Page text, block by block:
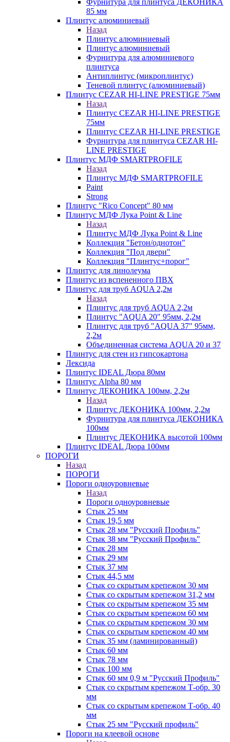
Фурнитура для плинтуса ДЕКОНИКА
85 мм
Плинтус алюминиевый
Назад
Плинтус алюминиевый
Плинтус алюминиевый
Фурнитура для алюминиевого
плинтуса
Антиплинтус (микроплинтус)
Теневой плинтус (алюминиевый)
Плинтус CEZAR HI-LINE PRESTIGE 75мм
Назад
Плинтус CEZAR HI-LINE PRESTIGE
75мм
Плинтус CEZAR HI-LINE PRESTIGE
Фурнитура для плинтуса CEZAR HI-
LINE PRESTIGE
Плинтус МДФ SMARTPROFILE
Назад
Плинтус МДФ SMARTPROFILE
Paint
Strong
Плинтус "Rico Concept" 80 мм
Плинтус МДФ Лука Point & Line
Назад
Плинтус МДФ Лука Point & Line
Коллекция "Бетон/однотон"
Коллекция "Под двери"
Коллекция "Плинтус+порог"
Плинтус для линолеума
Плинтус из вспененного ПВХ
Плинтус для труб AQUA 2,2м
Назад
Плинтус для труб AQUA 2,2м
Плинтус "AQUA 20" 95мм, 2,2м
Плинтус для труб "AQUA 37" 95мм,
2,2м
Объединенная система AQUA 20 и 37
Плинтус для стен из гипсокартона
Лексида
Плинтус IDEAL Дюра 80мм
Плинтус Alpha 80 мм
Плинтус ДЕКОНИКА 100мм, 2,2м
Назад
Плинтус ДЕКОНИКА 100мм, 2,2м
Фурнитура для плинтуса ДЕКОНИКА
100мм
Плинтус ДЕКОНИКА высотой 100мм
Плинтус IDEAL Дюра 100мм
ПОРОГИ
Назад
ПОРОГИ
Пороги одноуровневые
Назад
Пороги одноуровневые
Стык 25 мм
Стык 19,5 мм
Стык 28 мм "Русский Профиль"
Стык 38 мм "Русский Профиль"
Стык 28 мм
Стык 29 мм
Стык 37 мм
Стык 44,5 мм
Стык со скрытым крепежом 30 мм
Стык со скрытым крепежом 31,2 мм
Стык со скрытым крепежом 35 мм
Стык со скрытым крепежом 60 мм
Стык со скрытым крепежом 30 мм
Стык со скрытым крепежом 40 мм
Стык 35 мм (ламинированный)
Стык 60 мм
Стык 78 мм
Стык 100 мм
Стык 60 мм 0,9 м "Русский Профиль"
Стык со скрытым крепежом Т-обр. 30
мм
Стык со скрытым крепежом Т-обр. 40
мм
Стык 25 мм "Русский профиль"
Пороги на клеевой основе